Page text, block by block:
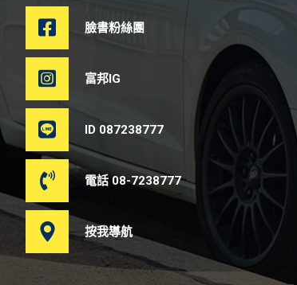
臉書粉絲團
富邦IG
ID 087238777
電話 08-7238777
按我導航